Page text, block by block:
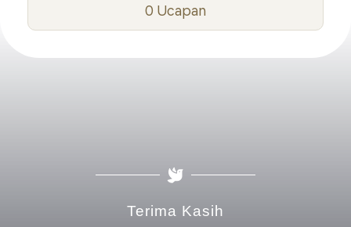
0 Ucapan
Terima Kasih